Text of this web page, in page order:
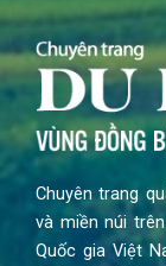
Chuyên trang
và miền núi
Quốc gia Việt